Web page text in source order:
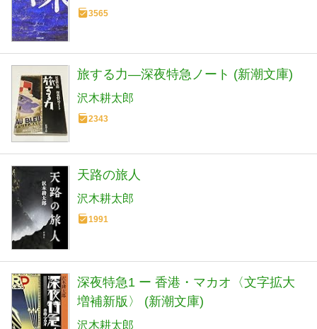
3565
旅する力―深夜特急ノート (新潮文庫)
沢木耕太郎
2343
天路の旅人
沢木耕太郎
1991
深夜特急1 ー 香港・マカオ〈文字拡大
増補新版〉 (新潮文庫)
沢木耕太郎